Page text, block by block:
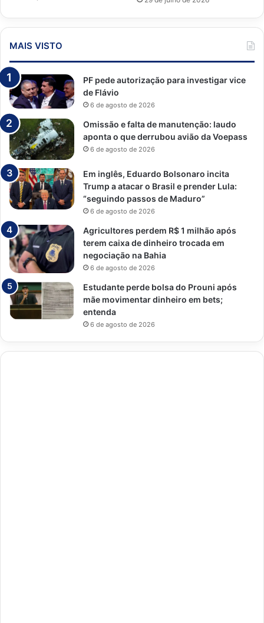
MAIS VISTO
PF pede autorização para investigar vice
de Flávio
6 de agosto de 2026
Omissão e falta de manutenção: laudo
aponta o que derrubou avião da Voepass
6 de agosto de 2026
Em inglês, Eduardo Bolsonaro incita
Trump a atacar o Brasil e prender Lula:
“seguindo passos de Maduro”
6 de agosto de 2026
Agricultores perdem R$ 1 milhão após
terem caixa de dinheiro trocada em
negociação na Bahia
6 de agosto de 2026
Estudante perde bolsa do Prouni após
mãe movimentar dinheiro em bets;
entenda
6 de agosto de 2026